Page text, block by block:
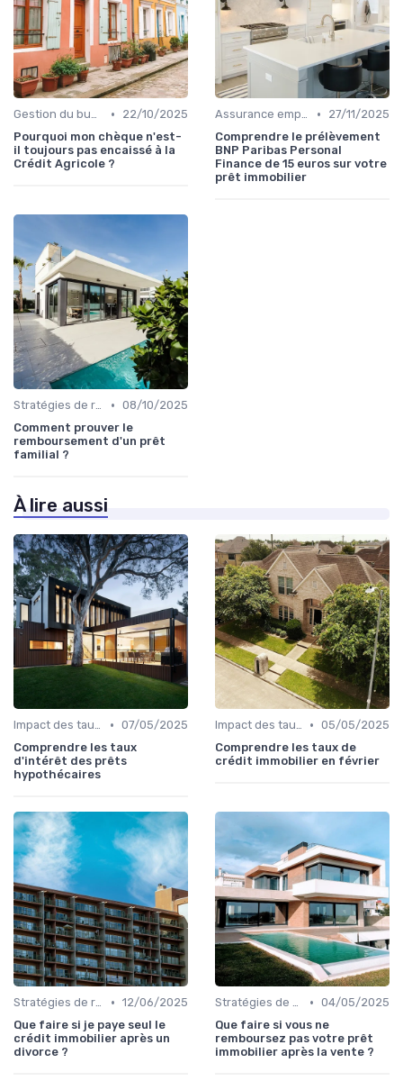
Gestion du budget •
22/10/2025
Pourquoi mon chèque n'est-
il toujours pas encaissé à la
Crédit Agricole ?
Assurance emprunteur •
27/11/2025
Comprendre le prélèvement
BNP Paribas Personal
Finance de 15 euros sur votre
prêt immobilier
Stratégies de remboursement • 08/10/2025
Comment prouver le
remboursement d'un prêt
familial ?
À lire aussi
Impact des taux d'intérêt • 07/05/2025
Comprendre les taux
d'intérêt des prêts
hypothécaires
Impact des taux d'intérêt • 05/05/2025
Comprendre les taux de
crédit immobilier en février
Stratégies de remboursement • 12/06/2025
Que faire si je paye seul le
crédit immobilier après un
divorce ?
Stratégies de remboursement • 04/05/2025
Que faire si vous ne
remboursez pas votre prêt
immobilier après la vente ?